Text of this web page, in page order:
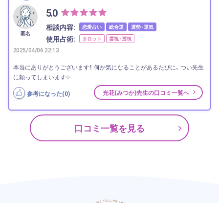
匿名
5.0
相談内容: 恋愛占い 総合運 運勢・運気
使用占術: タロット 霊視・透視
2025/04/06 22:13
本当にありがとうございます！ 何か気になることがあるたびに、 つい先生
に頼ってしまいます✨
参考になった(0) 光花(みつか)先生の口コミ一覧へ
口コミ一覧を見る